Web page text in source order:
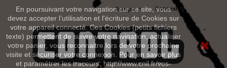
En poursuivant votre navigation sur ce site, vous
devez accepter l’utilisation et l'écriture de Cookies sur
votre appareil connecté. Ces Cookies (petits fichiers
texte) permettent de suivre votre navigation, actualiser
votre panier, vous reconnaitre lors de votre prochaine
visite et sécuriser votre connexion. Pour en savoir plus
et paramétrer les traceurs: http://www.cnil.fr/vos-
Connexion
Français